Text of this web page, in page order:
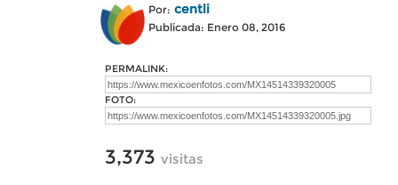
Por: centli
Publicada: Enero 08, 2016
PERMALINK:
FOTO:
3,373 visitas